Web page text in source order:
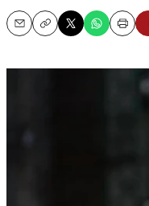
EmailCopy Print